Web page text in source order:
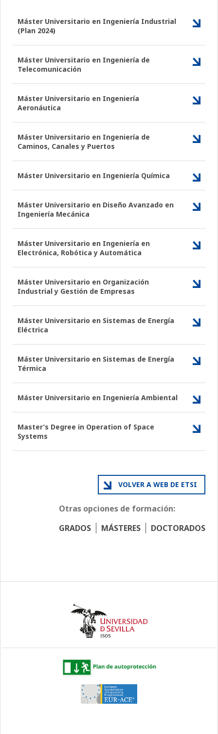
Máster Universitario en Ingeniería Industrial
(Plan 2024)
Máster Universitario en Ingeniería de
Telecomunicación
Máster Universitario en Ingeniería
Aeronáutica
Máster Universitario en Ingeniería de
Caminos, Canales y Puertos
Máster Universitario en Ingeniería Química
Máster Universitario en Diseño Avanzado en
Ingeniería Mecánica
Máster Universitario en Ingeniería en
Electrónica, Robótica y Automática
Máster Universitario en Organización
Industrial y Gestión de Empresas
Máster Universitario en Sistemas de Energía
Eléctrica
Máster Universitario en Sistemas de Energía
Térmica
Máster Universitario en Ingeniería Ambiental
Master’s Degree in Operation of Space
Systems
VOLVER A WEB DE ETSI
Otras opciones de formación:
GRADOS
MÁSTERES DOCTORADOS